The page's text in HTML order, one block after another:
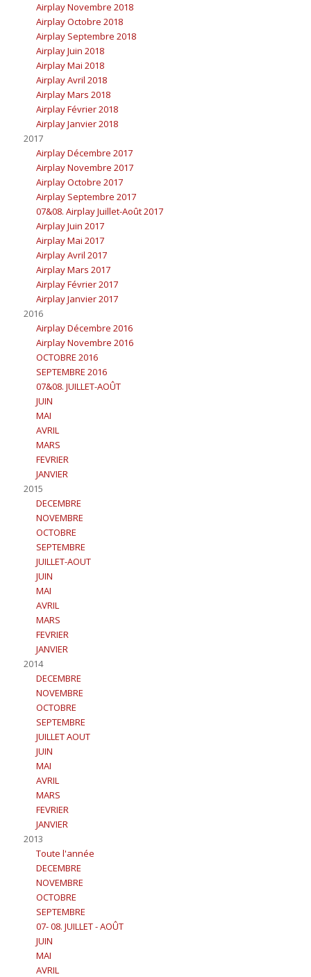
Airplay Novembre 2018
Airplay Octobre 2018
Airplay Septembre 2018
Airplay Juin 2018
Airplay Mai 2018
Airplay Avril 2018
Airplay Mars 2018
Airplay Février 2018
Airplay Janvier 2018
2017
Airplay Décembre 2017
Airplay Novembre 2017
Airplay Octobre 2017
Airplay Septembre 2017
07&08. Airplay Juillet-Août 2017
Airplay Juin 2017
Airplay Mai 2017
Airplay Avril 2017
Airplay Mars 2017
Airplay Février 2017
Airplay Janvier 2017
2016
Airplay Décembre 2016
Airplay Novembre 2016
OCTOBRE 2016
SEPTEMBRE 2016
07&08. JUILLET-AOÛT
JUIN
MAI
AVRIL
MARS
FEVRIER
JANVIER
2015
DECEMBRE
NOVEMBRE
OCTOBRE
SEPTEMBRE
JUILLET-AOUT
JUIN
MAI
AVRIL
MARS
FEVRIER
JANVIER
2014
DECEMBRE
NOVEMBRE
OCTOBRE
SEPTEMBRE
JUILLET AOUT
JUIN
MAI
AVRIL
MARS
FEVRIER
JANVIER
2013
Toute l'année
DECEMBRE
NOVEMBRE
OCTOBRE
SEPTEMBRE
07- 08. JUILLET - AOÛT
JUIN
MAI
AVRIL